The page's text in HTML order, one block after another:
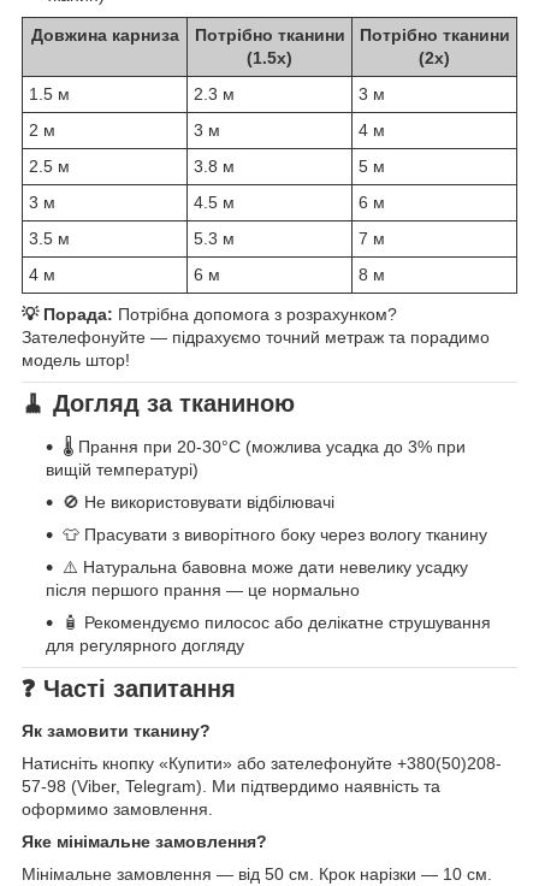
Довжина карниза
Потрібно тканини
(1.5x)
Потрібно тканини
(2x)
1.5 м
2.3 м
3 м
2 м
3 м
4 м
2.5 м
3.8 м
5 м
3 м
4.5 м
6 м
3.5 м
5.3 м
7 м
4 м
6 м 8 м
💡 Порада: Потрібна допомога з розрахунком?
Зателефонуйте — підрахуємо точний метраж та порадимо
модель штор!
🧹 Догляд за тканиною
🌡️ Прання при 20-30°C (можлива усадка до 3% при
вищій температурі)
🚫 Не використовувати відбілювачі
👕 Прасувати з виворітного боку через вологу тканину
⚠️ Натуральна бавовна може дати невелику усадку
після першого прання — це нормально
🧴 Рекомендуємо пилосос або делікатне струшування
для регулярного догляду
❓ Часті запитання
Як замовити тканину?
Натисніть кнопку «Купити» або зателефонуйте +380(50)208-
57-98 (Viber, Telegram). Ми підтвердимо наявність та
оформимо замовлення.
Яке мінімальне замовлення?
Мінімальне замовлення — від 50 см. Крок нарізки — 10 см.